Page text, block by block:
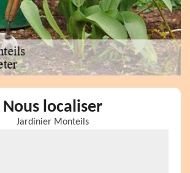
Nous localiser
Jardinier Monteils